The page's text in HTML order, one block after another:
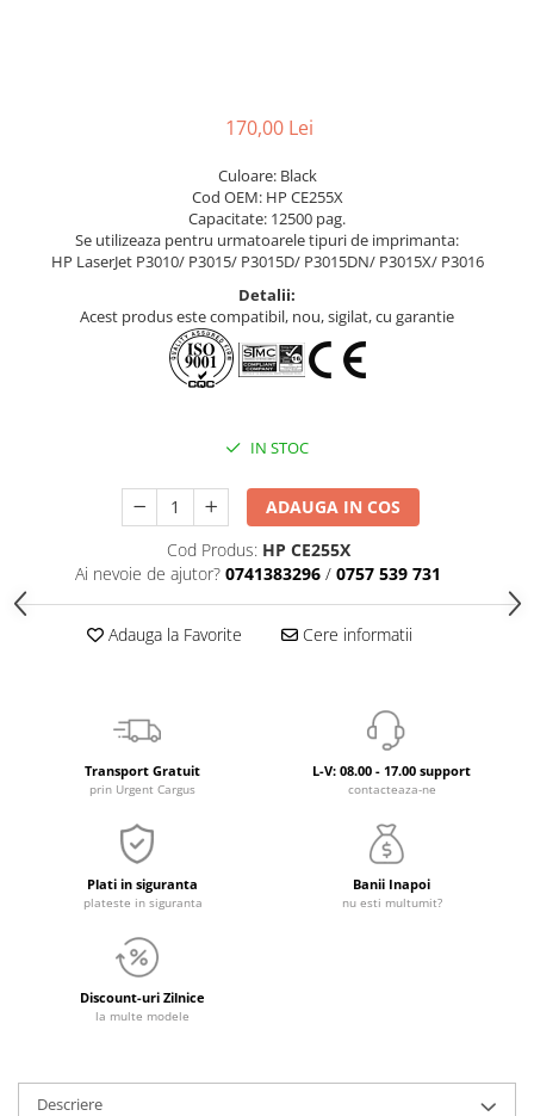
170,00 Lei
Culoare: Black
Cod OEM: HP CE255X
Capacitate: 12500 pag.
Se utilizeaza pentru urmatoarele tipuri de imprimanta:
HP LaserJet P3010/ P3015/ P3015D/ P3015DN/ P3015X/ P3016
Detalii:
Acest produs este compatibil, nou, sigilat, cu garantie
IN STOC
ADAUGA IN COS
Cod Produs: HP CE255X
Ai nevoie de ajutor? 0741383296 / 0757 539 731
Adauga la Favorite Cere informatii
Transport Gratuit
prin Urgent Cargus
L-V: 08.00 - 17.00 support
contacteaza-ne
Plati in siguranta
plateste in siguranta
Banii Inapoi
nu esti multumit?
Discount-uri Zilnice
la multe modele
Descriere